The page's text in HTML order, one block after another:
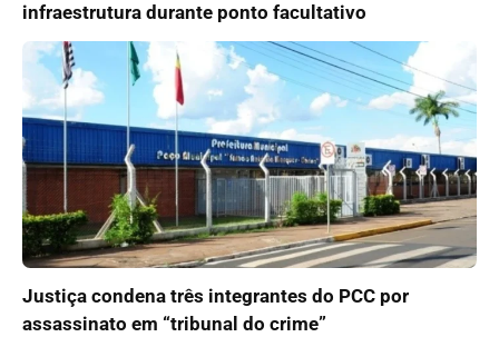
infraestrutura durante ponto facultativo
Justiça condena três integrantes do PCC por
assassinato em “tribunal do crime”